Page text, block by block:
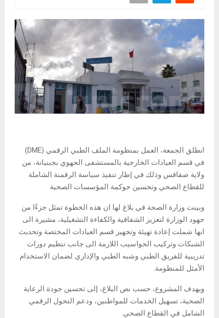
انطلق الجمعة، العمل بمنظومة الملف الطبي الرقمي (DME)
في قسم العيادات الخارجية بالمستشفى الجهوي بجبنيانة، من
ولاية صفاقس وذلك في إطار تنفيذ سياسة الرقمنة الشاملة
للقطاع الصحي وتحسين حوكمة المؤسسات الصحية
وبينت وزارة الصحة في بلاغ لها ان هذه الخطوة تمثل جزءًا من
جهود الوزارة لتعزيز الشفافية والكفاءة التشغيلية، مشيرة الى
انها شملت إعادة تهيئة وتجهيز قسم العيادات المختصة وتحديث
الشبكات وتركيب الحواسيب اللازمة الى جانب تنظيم دورات
تدريبية للفريق الطبي وشبه الطبي والإداري لضمان الاستخدام
الأمثل للمنظومة.
ويهدف المشروع، حسب نص البلاغ، إلى تحسين جودة الرعاية
الصحية، تسهيل الخدمات للمواطنين، ودعم التحول الرقمي
الشامل في القطاع الصحي.